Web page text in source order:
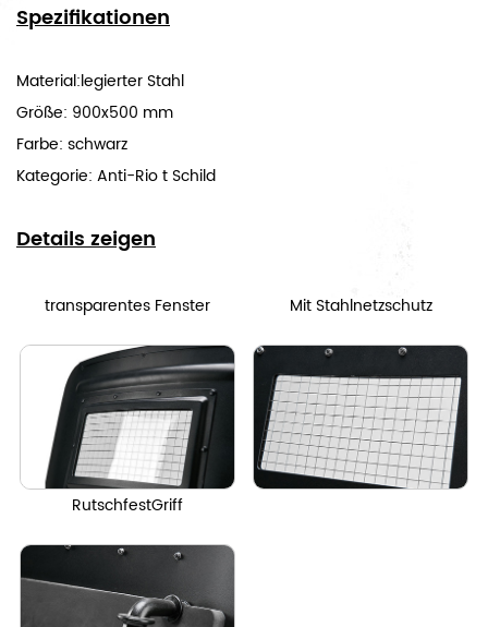
Spezifikationen
Material:legierter Stahl
Größe: 900x500 mm
Farbe: schwarz
Kategorie: Anti-Riot Schild
Details zeigen
transparentes Fenster Mit Stahlnetzschutz
RutschfestGriff